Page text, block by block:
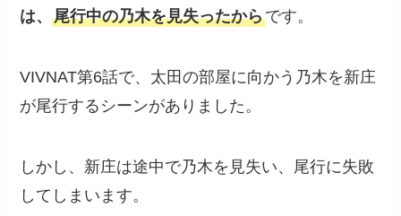
は、尾行中の乃木を見失ったからです。
VIVNAT第6話で、太田の部屋に向かう乃木を新庄
が尾行するシーンがありました。
しかし、新庄は途中で乃木を見失い、尾行に失敗
してしまいます。